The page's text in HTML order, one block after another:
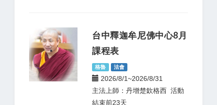
台中釋迦牟尼佛中心8月
課程表
格魯 法會
2026/8/1~2026/8/31
主法上師：丹增楚欽格西 活動
結束前23天